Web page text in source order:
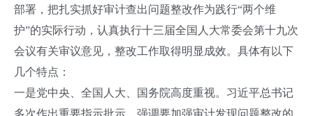
部署，把扎实抓好审计查出问题整改作为践行“两个维
护”的实际行动，认真执行十三届全国人大常委会第十九次
会议有关审议意见，整改工作取得明显成效。具体有以下
几个特点：
一是党中央、全国人大、国务院高度重视。习近平总书记
多次作出重要指示批示，强调要加强审计发现问题整改的